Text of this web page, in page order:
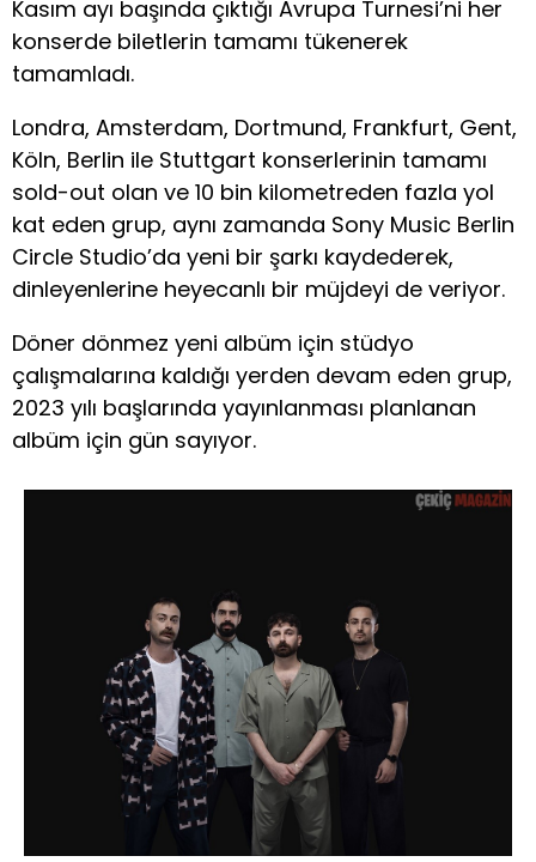
Kasım ayı başında çıktığı Avrupa Turnesi’ni her
konserde biletlerin tamamı tükenerek
tamamladı.
Londra, Amsterdam, Dortmund, Frankfurt, Gent,
Köln, Berlin ile Stuttgart konserlerinin tamamı
sold-out olan ve 10 bin kilometreden fazla yol
kat eden grup, aynı zamanda Sony Music Berlin
Circle Studio’da yeni bir şarkı kaydederek,
dinleyenlerine heyecanlı bir müjdeyi de veriyor.
Döner dönmez yeni albüm için stüdyo
çalışmalarına kaldığı yerden devam eden grup,
2023 yılı başlarında yayınlanması planlanan
albüm için gün sayıyor.